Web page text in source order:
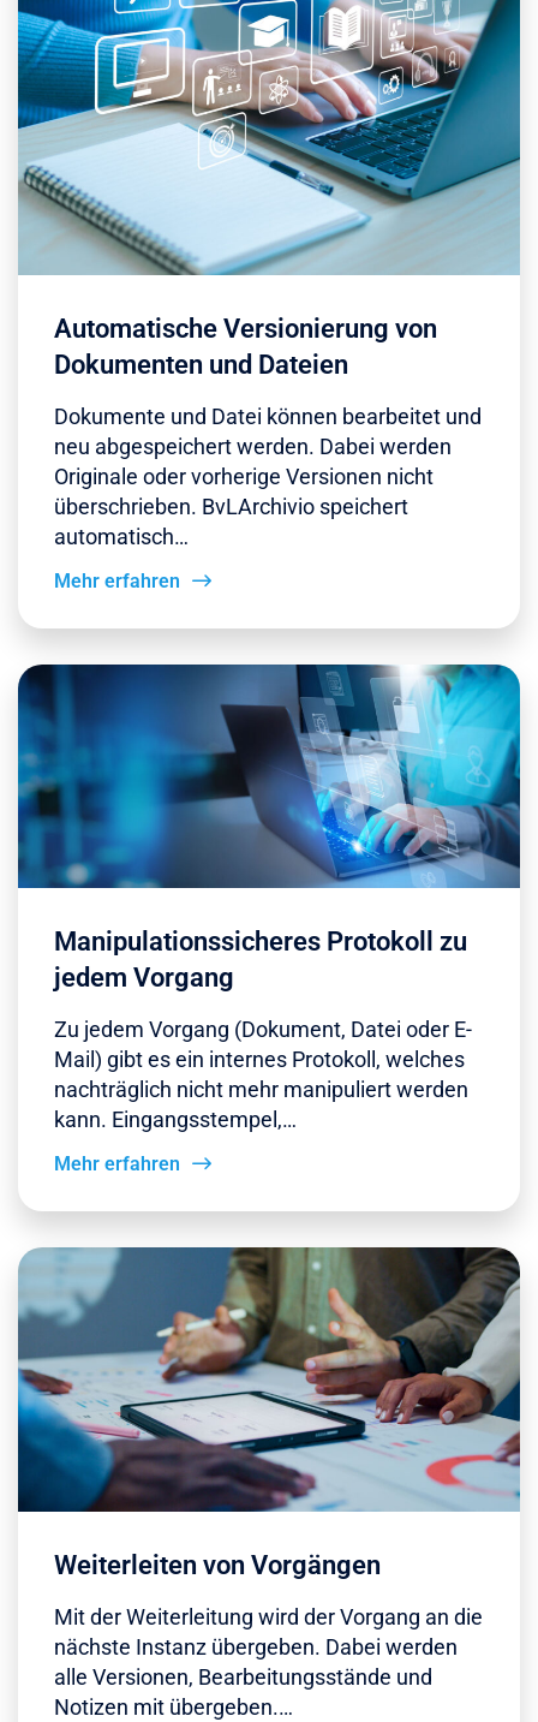
Automatische Versionierung von
Dokumenten und Dateien
Dokumente und Datei können bearbeitet und
neu abgespeichert werden. Dabei werden
Originale oder vorherige Versionen nicht
überschrieben. BvLArchivio speichert
automatisch…
Mehr erfahren
Manipulationssicheres Protokoll zu
jedem Vorgang
Zu jedem Vorgang (Dokument, Datei oder E-
Mail) gibt es ein internes Protokoll, welches
nachträglich nicht mehr manipuliert werden
kann. Eingangsstempel,…
Mehr erfahren
Weiterleiten von Vorgängen
Mit der Weiterleitung wird der Vorgang an die
nächste Instanz übergeben. Dabei werden
alle Versionen, Bearbeitungsstände und
Notizen mit übergeben.…